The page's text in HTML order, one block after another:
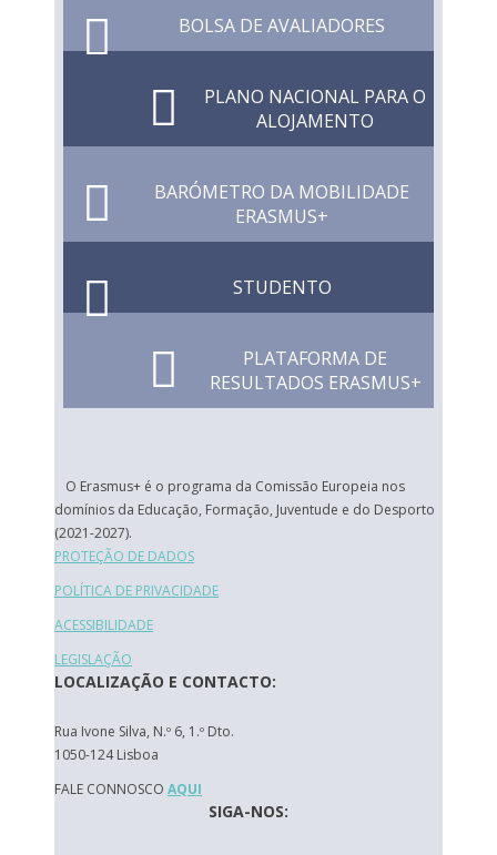
BOLSA DE AVALIADORES
PLANO NACIONAL PARA O
ALOJAMENTO
BARÓMETRO DA MOBILIDADE
ERASMUS+
STUDENTO
PLATAFORMA DE
RESULTADOS ERASMUS+
O Erasmus+ é o programa da Comissão Europeia nos
domínios da Educação, Formação, Juventude e do Desporto
(2021-2027).
PROTEÇÃO DE DADOS
POLÍTICA DE PRIVACIDADE
ACESSIBILIDADE
LEGISLAÇÃO
LOCALIZAÇÃO E CONTACTO:
Rua Ivone Silva, N.º 6, 1.º Dto.
1050-124 Lisboa
FALE CONNOSCO AQUI
SIGA-NOS: